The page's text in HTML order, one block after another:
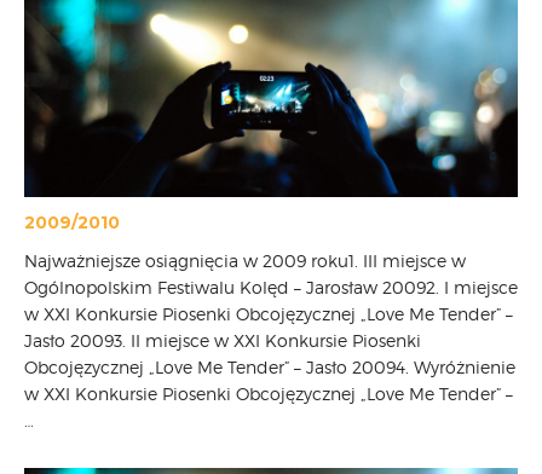
2009/2010
Najważniejsze osiągnięcia w 2009 roku1. III miejsce w
Ogólnopolskim Festiwalu Kolęd – Jarosław 20092. I miejsce
w XXI Konkursie Piosenki Obcojęzycznej „Love Me Tender” –
Jasło 20093. II miejsce w XXI Konkursie Piosenki
Obcojęzycznej „Love Me Tender” – Jasło 20094. Wyróżnienie
w XXI Konkursie Piosenki Obcojęzycznej „Love Me Tender” –